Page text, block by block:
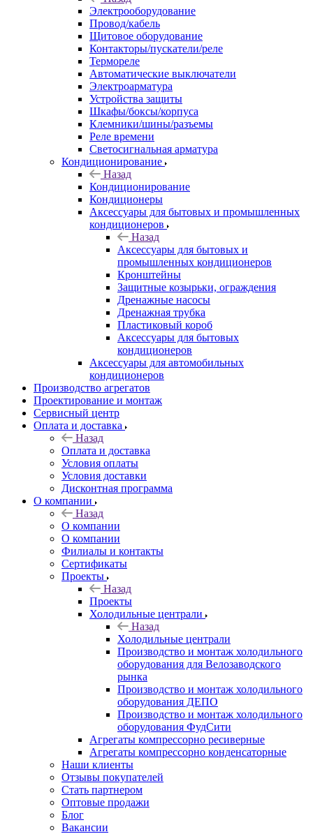
Электрооборудование
Провод/кабель
Щитовое оборудование
Контакторы/пускатели/реле
Термореле
Автоматические выключатели
Электроарматура
Устройства защиты
Шкафы/боксы/корпуса
Клемники/шины/разъемы
Реле времени
Светосигнальная арматура
Кондиционирование
Назад
Кондиционирование
Кондиционеры
Аксессуары для бытовых и промышленных
кондиционеров
Назад
Аксессуары для бытовых и
промышленных кондиционеров
Кронштейны
Защитные козырьки, ограждения
Дренажные насосы
Дренажная трубка
Пластиковый короб
Аксессуары для бытовых
кондиционеров
Аксессуары для автомобильных
кондиционеров
Производство агрегатов
Проектирование и монтаж
Сервисный центр
Оплата и доставка
Назад
Оплата и доставка
Условия оплаты
Условия доставки
Дисконтная программа
О компании
Назад
О компании
О компании
Филиалы и контакты
Сертификаты
Проекты
Назад
Проекты
Холодильные централи
Назад
Холодильные централи
Производство и монтаж холодильного
оборудования для Велозаводского
рынка
Производство и монтаж холодильного
оборудования ДЕПО
Производство и монтаж холодильного
оборудования ФудСити
Агрегаты компрессорно ресиверные
Агрегаты компрессорно конденсаторные
Наши клиенты
Отзывы покупателей
Стать партнером
Оптовые продажи
Блог
Вакансии